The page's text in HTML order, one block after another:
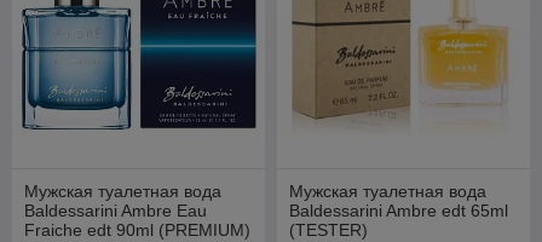
Мужская туалетная вода
Baldessarini Ambre Eau
Fraiche edt 90ml (PREMIUM)
Мужская туалетная вода
Baldessarini Ambre edt 65ml
(TESTER)